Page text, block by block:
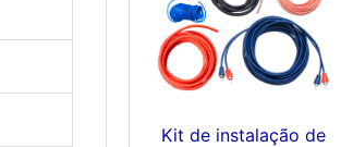
Kit de instalação de